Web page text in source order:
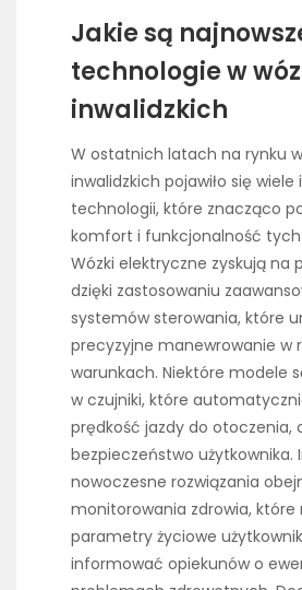
Jakie są
technologie w
inwalidzkich
W ostatnich latach na rynku
inwalidzkich pojawiło się
technologii, które znacząco
komfort i funkcjonalność tych
Wózki elektryczne zyskują na
dzięki zastosowaniu
systemów sterowania, które
precyzyjne manewrowanie w
warunkach. Niektóre modele
w czujniki, które
prędkość jazdy do otoczenia,
bezpieczeństwo użytkownika.
nowoczesne rozwiązania
monitorowania zdrowia, które
parametry życiowe
informować opiekunów o